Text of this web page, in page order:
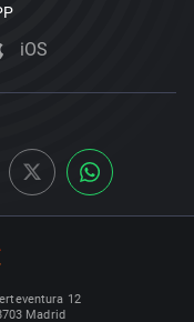
iOS
12
Madrid